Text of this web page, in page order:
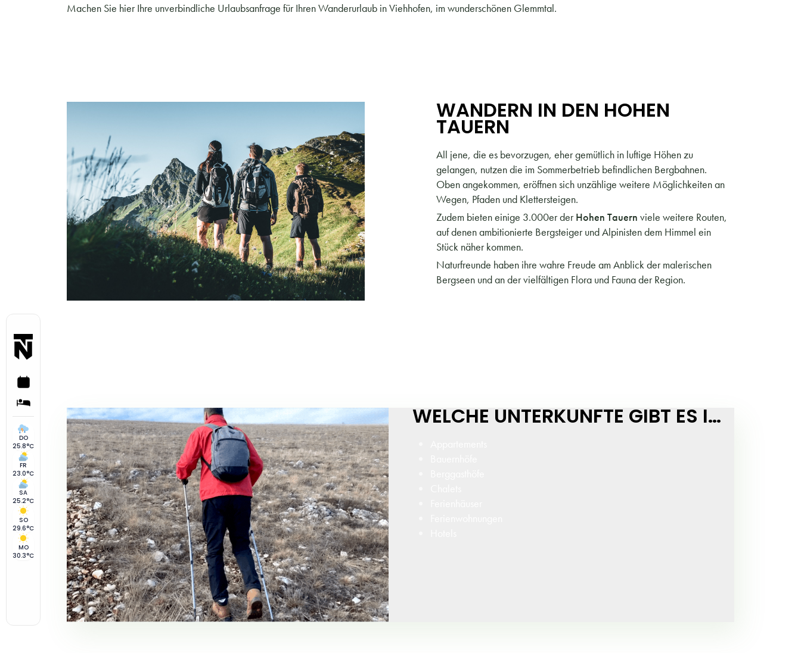
Machen Sie hier Ihre unverbindliche Urlaubsanfrage für Ihren Wanderurlaub in Viehhofen, im wunderschönen Glemmtal.
WANDERN IN DEN HOHEN
TAUERN
All jene, die es bevorzugen, eher gemütlich in luftige Höhen zu
gelangen, nutzen die im Sommerbetrieb befindlichen Bergbahnen.
Oben angekommen, eröffnen sich unzählige weitere Möglichkeiten an
Wegen, Pfaden und Klettersteigen.
Zudem bieten einige 3.000er derHohen Tauern viele weitere Routen,
auf denen ambitionierte Bergsteiger und Alpinisten dem Himmel ein
Stück näher kommen.
Naturfreunde haben ihre wahre Freude am Anblick der malerischen
Bergseen und an der vielfältigen Flora und Fauna der Region.
WELCHE UNTERKÜNFTE GIBT ES IN VIEHHOFEN?
DO
25.8°C
FR
23.0°C
SA
25.2°C
SO
29.6°C
MO
30.3°C